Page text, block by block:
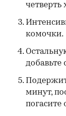
четверть
комочки.
добавьте
минут,
погасите